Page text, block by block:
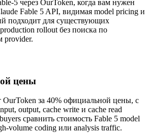
5 через OurToken, когда вам нужен
Fable 5 API, видимая model pricing и
подходит для существующих
rollout без поиска по
provider.
цены
OurToken за 40% официальной цены, с
output, cache write и cache read
сравнить стоимость Fable 5 model
volume coding или analysis traffic.